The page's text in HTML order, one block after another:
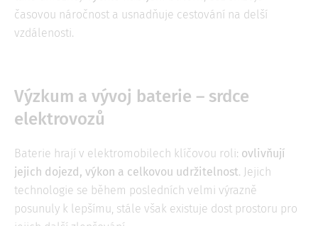
časovou náročnost a usnadňuje cestování na delší
vzdálenosti.
Výzkum a vývoj baterie – srdce
elektrovozů
Baterie hrají v elektromobilech klíčovou roli: ovlivňují
jejich dojezd, výkon a celkovou udržitelnost. Jejich
technologie se během posledních velmi výrazně
posunuly k lepšímu, stále však existuje dost prostoru pro